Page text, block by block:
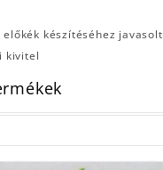
előkék készítéséhez javasolt
kivitel